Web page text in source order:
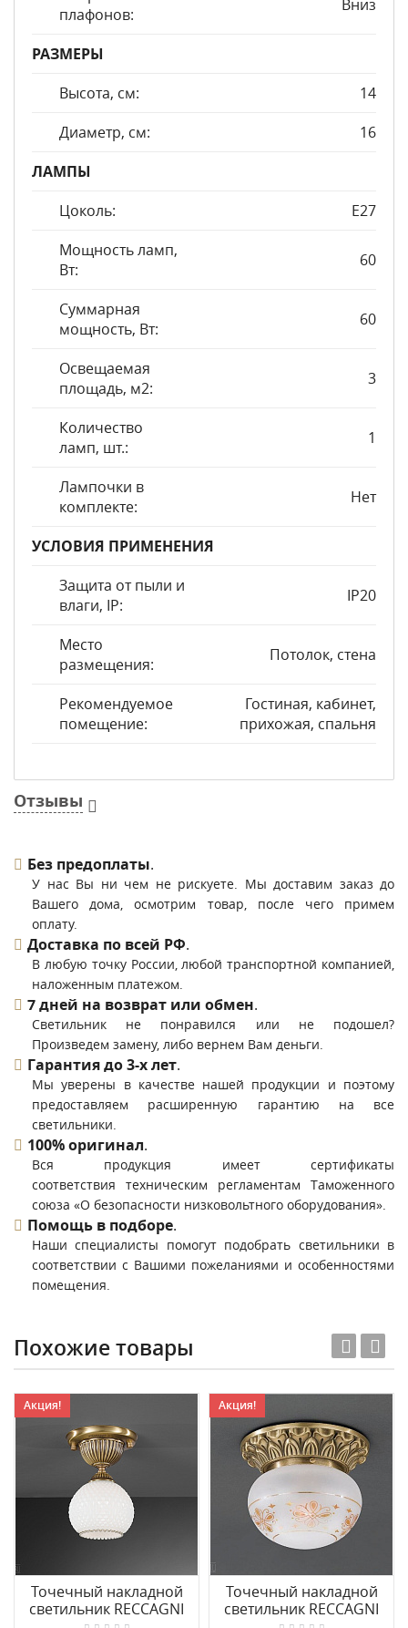
плафонов:
Вниз
РАЗМЕРЫ
Высота, см:
14
Диаметр, см:
16
ЛАМПЫ
Цоколь:
E27
Мощность ламп,
Вт:
60
Суммарная
мощность, Вт:
60
Освещаемая
площадь, м2:
3
Количество
ламп, шт.:
1
Лампочки в
комплекте:
Нет
УСЛОВИЯ ПРИМЕНЕНИЯ
Защита от пыли и
влаги, IP:
IP20
Место
размещения:
Потолок, стена
Рекомендуемое
помещение:
Гостиная, кабинет,
прихожая, спальня
Отзывы
Без предоплаты.
У нас Вы ни чем не рискуете. Мы доставим заказ до
Вашего дома, осмотрим товар, после чего примем
оплату.
Доставка по всей РФ.
В любую точку России, любой транспортной компанией,
наложенным платежом.
7 дней на возврат или обмен.
Светильник не понравился или не подошел?
Произведем замену, либо вернем Вам деньги.
Гарантия до 3-х лет.
Мы уверены в качестве нашей продукции и поэтому
предоставляем расширенную гарантию на все
светильники.
100% оригинал.
Вся продукция имеет сертификаты
соответствия техническим регламентам Таможенного
союза «О безопасности низковольтного оборудования».
Помощь в подборе.
Наши специалисты помогут подобрать светильники в
соответствии с Вашими пожеланиями и особенностями
помещения.
Похожие товары
Акция!
Точечный накладной
светильник RECCAGNI
Акция!
Точечный накладной
светильник RECCAGNI